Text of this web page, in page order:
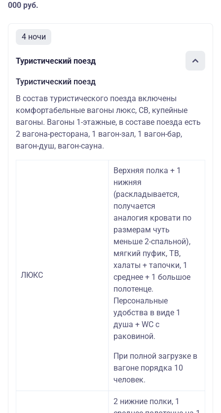
000 руб.
4 ночи
Туристический поезд
Туристический поезд
В состав туристического поезда включены
комфортабельные вагоны люкс, СВ, купейные
вагоны. Вагоны 1-этажные, в составе поезда есть
2 вагона-ресторана, 1 вагон-зал, 1 вагон-бар,
вагон-душ, вагон-сауна.
ЛЮКС
Верхняя полка + 1
нижняя
(раскладывается,
получается
аналогия кровати по
размерам чуть
меньше 2-спальной),
мягкий пуфик, ТВ,
халаты + тапочки, 1
среднее + 1 большое
полотенце.
Персональные
удобства в виде 1
душа + WC с
раковиной.
При полной загрузке в
вагоне порядка 10
человек.
2 нижние полки, 1